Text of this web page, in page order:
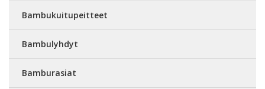
Bambukuitupeitteet
Bambulyhdyt
Bamburasiat